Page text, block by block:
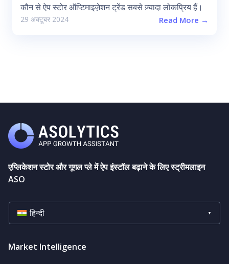
कौन से ऐप स्टोर ऑप्टिमाइज़ेशन ट्रेंड सबसे ज़्यादा लोकप्रिय हैं।
29 अक्टूबर 2024 Read More →
एप्लिकेशन स्टोर और गूगल प्ले में ऐप इंस्टॉल बढ़ाने के लिए स्ट्रीमलाइन
ASO
हिन्दी
Market Intelligence